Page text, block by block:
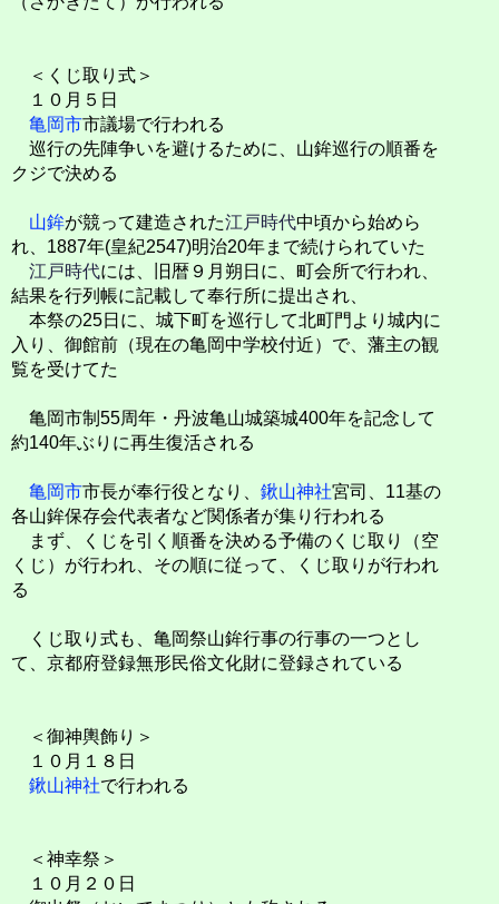
＜くじ取り式＞
１０月５日
亀岡市市議場で行われる
巡行の先陣争いを避けるために、山鉾巡行の順番を
クジで決める
山鉾が競って建造された江戸時代中頃から始めら
れ、1887年(皇紀2547)明治20年まで続けられていた
江戸時代には、旧暦９月朔日に、町会所で行われ、
結果を行列帳に記載して奉行所に提出され、
本祭の25日に、城下町を巡行して北町門より城内に
入り、御館前（現在の亀岡中学校付近）で、藩主の観
覧を受けてた
亀岡市制55周年・丹波亀山城築城400年を記念して
約140年ぶりに再生復活される
亀岡市市長が奉行役となり、 鍬山神社宮司、11基の
各山鉾保存会代表者など関係者が集り行われる
まず、くじを引く順番を決める予備のくじ取り（空
くじ）が行われ、その順に従って、くじ取りが行われ
る
くじ取り式も、亀岡祭山鉾行事の行事の一つとし
て、京都府登録無形民俗文化財に登録されている
＜御神輿飾り＞
１０月１８日
鍬山神社で行われる
＜神幸祭＞
１０月２０日